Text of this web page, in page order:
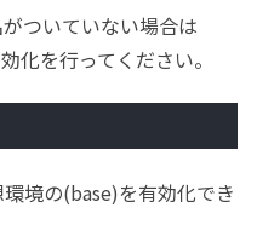
ついていない場合は
化を行ってください。
境の(base)を有効化でき